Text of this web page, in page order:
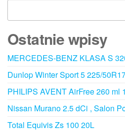
Ostatnie wpisy
MERCEDES-BENZ KLASA S
Dunlop Winter Sport 5 225/
PHILIPS AVENT AirFree 260 ml
Nissan Murano 2.5 dCi , Salon
Total Equivis Zs 100 20L